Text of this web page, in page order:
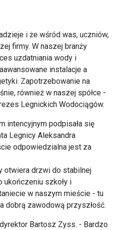
i że wśród was, uczniów,
firmy. W naszej branży
uzdatniania wody i
instalacje a
Zapotrzebowanie na
również w naszej spółce -
Legnickich Wodociągów.
intencyjnym podpisała się
Legnicy Aleksandra
odpowiedzialna jest za
otwiera drzwi do stabilnej
ukończeniu szkoły i
w naszym mieście - tu
dobrą zawodową przyszłość.
Bartosz Zyss. - Bardzo